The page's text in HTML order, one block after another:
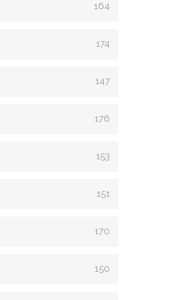
164
174
147
176
153
151
170
150